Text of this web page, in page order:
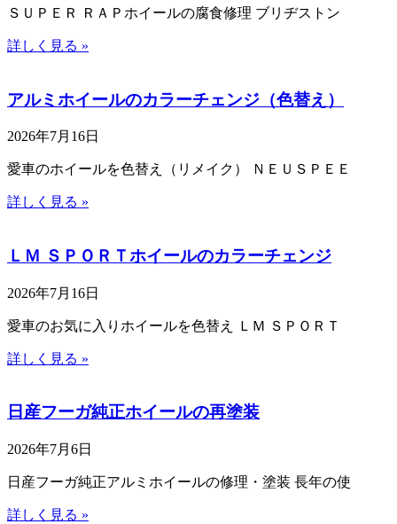
ＳＵＰＥＲ ＲＡＰホイールの腐食修理 ブリヂストン
詳しく見る »
アルミホイールのカラーチェンジ（色替え）
2026年7月16日
愛車のホイールを色替え（リメイク） ＮＥＵＳＰＥＥ
詳しく見る »
ＬＭ ＳＰＯＲＴホイールのカラーチェンジ
2026年7月16日
愛車のお気に入りホイールを色替え ＬＭ ＳＰＯＲＴ
詳しく見る »
日産フーガ純正ホイールの再塗装
2026年7月6日
日産フーガ純正アルミホイールの修理・塗装 長年の使
詳しく見る »